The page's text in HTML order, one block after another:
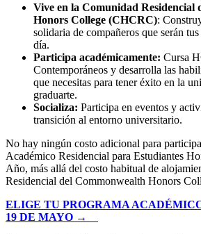
Vive en la Comunidad Residencial
Honors College (CHCRC):
solidaria de compañeros que serán
día.
Participa académicamente: Cursa
Contemporáneos y desarrolla las
que necesitas para tener éxito en la
graduarte.
Socializa: Participa en eventos y
transición al entorno universitario.
No hay ningún costo adicional para
Académico Residencial para Estudiantes
Año, más allá del costo habitual de
Residencial del Commonwealth Honors
ELIGE TU PROGRAMA
19 DE MAYO →